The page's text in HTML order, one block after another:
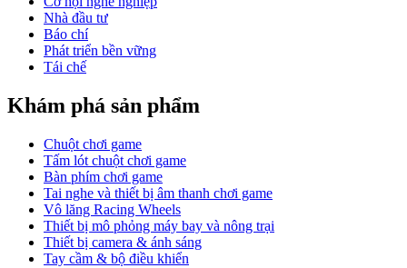
Nhà đầu tư
Báo chí
Phát triển bền vững
Tái chế
Khám phá sản phẩm
Chuột chơi game
Tấm lót chuột chơi game
Bàn phím chơi game
Tai nghe và thiết bị âm thanh chơi game
Vô lăng Racing Wheels
Thiết bị mô phỏng máy bay và nông trại
Thiết bị camera & ánh sáng
Tay cầm & bộ điều khiển